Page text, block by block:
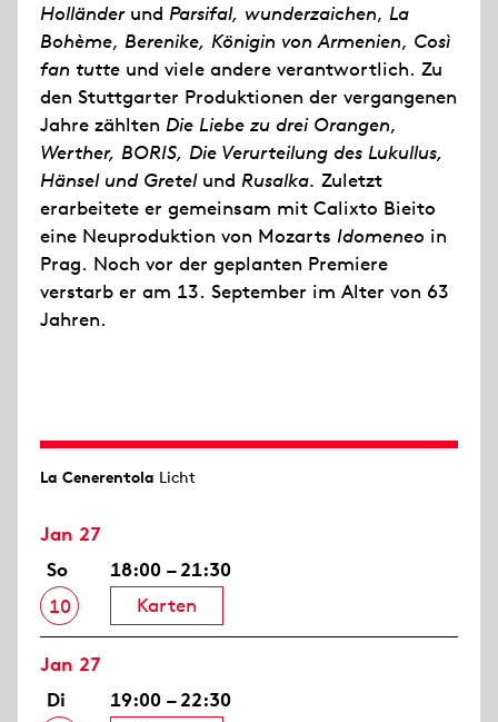
Holländerund Parsifal, wunderzaichen, La
Bohème, Berenike, Königin von Armenien, Così
fan tutte und viele andere verantwortlich. Zu
den Stuttgarter Produktionen der vergangenen
Jahre zählten Die Liebe zu drei Orangen,
Werther, BORIS, Die Verurteilung des Lukullus,
Hänsel und Gretel und Rusalka. Zuletzt
erarbeitete er gemeinsam mit Calixto Bieito
eine Neuproduktion von Mozarts Idomeneo in
Prag. Noch vor der geplanten Premiere
verstarb er am 13. September im Alter von 63
Jahren.
La Cenerentola Licht
Jan 27
So
10
18:00 – 21:30
Karten
Jan 27
Di
19:00 – 22:30